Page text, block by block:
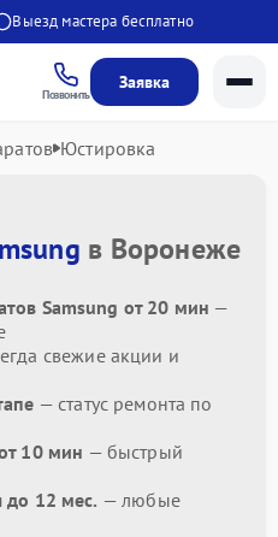
мастера бесплатно
Позвонить
Заявка
Юстировка
в Воронеже
Samsung от 20 мин —
свежие акции и
— статус ремонта по
10 мин — быстрый
до 12 мес. — любые